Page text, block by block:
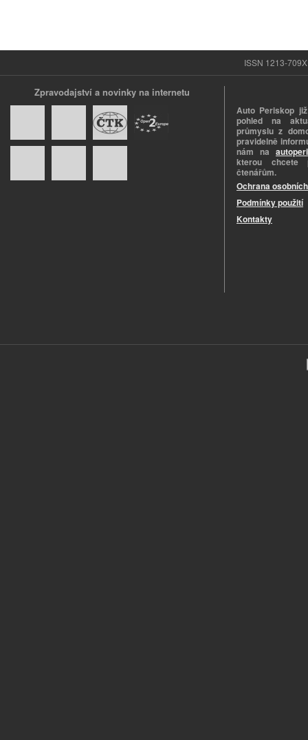
ISSN 1213-
Zpravodajství a novinky na internetu
Auto Periskop
pohled na
průmyslu z
pravidelně
nám na
kterou chcete
čtenářům.
Ochrana
Podmínky použití
Kontakty